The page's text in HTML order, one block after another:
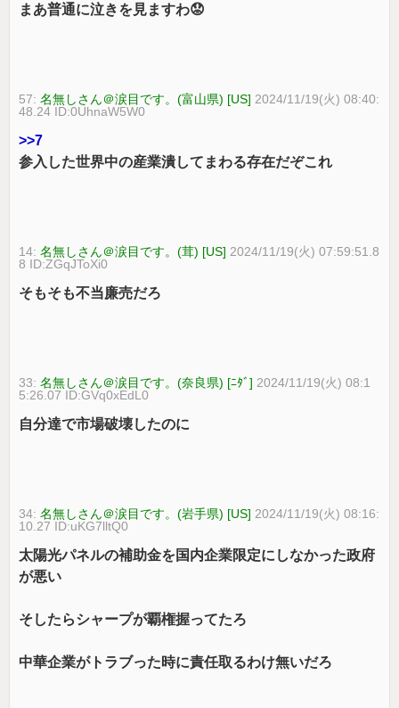
まあ普通に泣きを見ますわ😟
57:名無しさん＠涙目です。(富山県) [US] 2024/11/19(火) 08:40:
48.24 ID:0UhnaW5W0
>>7
参入した世界中の産業潰してまわる存在だぞこれ
14:名無しさん＠涙目です。(茸) [US] 2024/11/19(火) 07:59:51.8
8 ID:ZGqJToXi0
そもそも不当廉売だろ
33:名無しさん＠涙目です。(奈良県) [ﾆﾀﾞ] 2024/11/19(火) 08:1
5:26.07 ID:GVq0xEdL0
自分達で市場破壊したのに
34:名無しさん＠涙目です。(岩手県) [US] 2024/11/19(火) 08:16:
10.27 ID:uKG7lltQ0
太陽光パネルの補助金を国内企業限定にしなかった政府
が悪い
そしたらシャープが覇権握ってたろ
中華企業がトラブった時に責任取るわけ無いだろ